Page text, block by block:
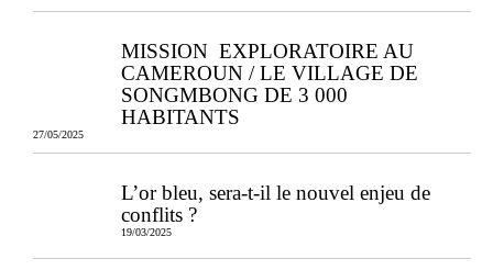
MISSION EXPLORATOIRE AU
CAMEROUN / LE VILLAGE DE
SONGMBONG DE 3 000
HABITANTS
27/05/2025
L’or bleu, sera-t-il le nouvel enjeu de
conflits ?
19/03/2025